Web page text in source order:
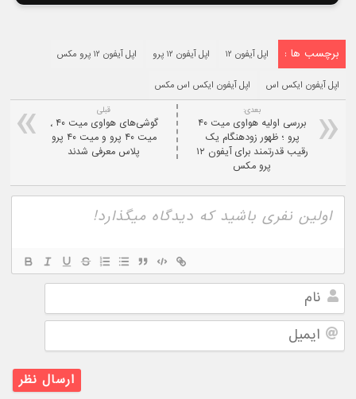
برچسب ها : اپل آیفون ۱۲ اپل آیفون ۱۲ پرو اپل آیفون ۱۲ پرو مکس
اپل آیفون ایکس اس اپل آیفون ایکس اس مکس
قبلی
گوشی‌های هواوی میت ۴۰ ٬
میت ۴۰ پرو و میت ۴۰ پرو
پلاس معرفی شدند
بعدی:
بررسی اولیه هواوی میت ۴۰
پرو ؛ ظهور زودهنگام یک
رقیب قدرتمند برای آیفون ۱۲
پرو مکس
نام
ایمیل